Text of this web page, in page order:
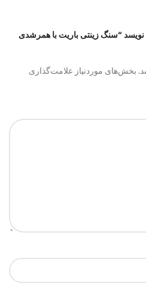
“سنگ زینتی باریت با همرشدی
بخش‌های موردنیاز علامت‌گذاری